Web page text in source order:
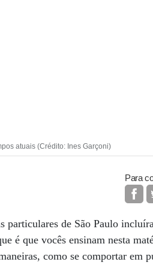
atuais (Crédito: Ines Garçoni)
Para
particulares de São Paulo
é que vocês ensinam nesta
como se comportar em